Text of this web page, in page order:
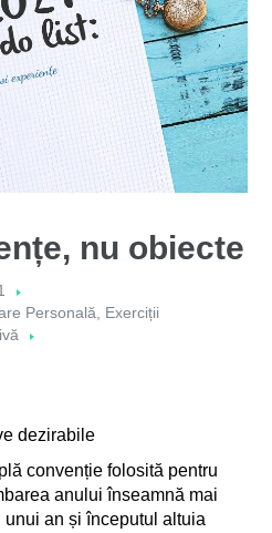
nu obiecte
Personală, Exerciții
dezirabile
convenție folosită pentru
anului înseamnă mai
an și începutul altuia